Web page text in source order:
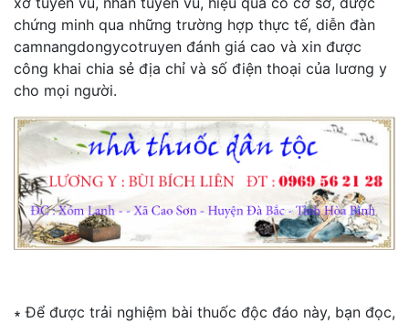
chứng minh qua những trường hợp thực tế, diễn đàn
camnangdongycotruyen đánh giá cao và xin được
công khai chia sẻ địa chỉ và số điện thoại của lương y
cho mọi người.
∗ Để được trải nghiệm bài thuốc độc đáo này, bạn đọc,